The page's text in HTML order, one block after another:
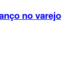
no varejo